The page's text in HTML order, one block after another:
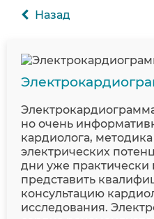
Назад
но очень
кардиолога,
электрических
дни уже
представить
консультацию
исследования.